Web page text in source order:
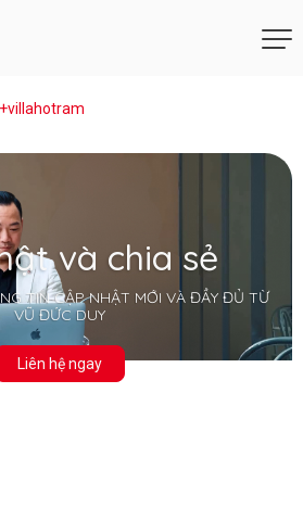
+villahotram
và chia sẻ
TIN CẬP NHẬT MỚI VÀ ĐẦY ĐỦ TỪ
VŨ ĐỨC DUY
Liên hệ ngay